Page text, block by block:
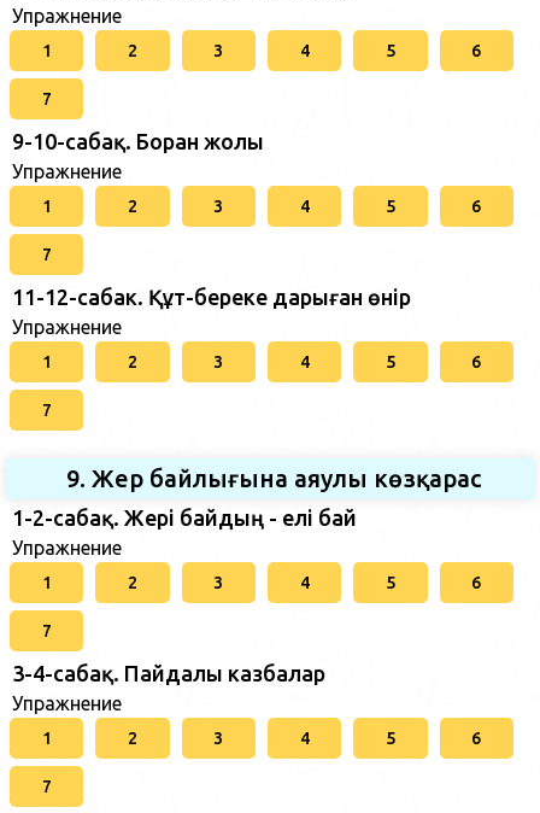
Упражнение
1 2 3 4 5 6
7
9-10-сабақ. Боран жолы
Упражнение
1 2 3 4 5 6
7
11-12-сабак. Құт-береке дарыған өнір
Упражнение
1 2 3 4 5 6
7
9. Жер байлығына аяулы көзқарас
1-2-сабақ. Жері байдың - елі бай
Упражнение
1 2 3 4 5 6
7
3-4-сабақ. Пайдалы казбалар
Упражнение
1 2 3 4 5 6
7